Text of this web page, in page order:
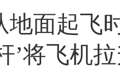
地面起飞
’将飞机